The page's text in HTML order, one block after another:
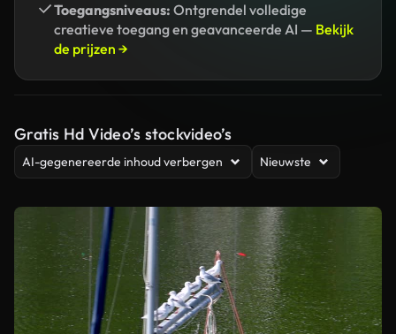
Toegangsniveaus: Ontgrendel volledige
creatieve toegang en geavanceerde AI — Bekijk
de prijzen →
Gratis Hd Video’s stockvideo’s
AI-gegenereerde inhoud verbergen Nieuwste